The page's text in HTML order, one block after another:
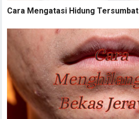
Cara Mengatasi Hidung Tersumbat